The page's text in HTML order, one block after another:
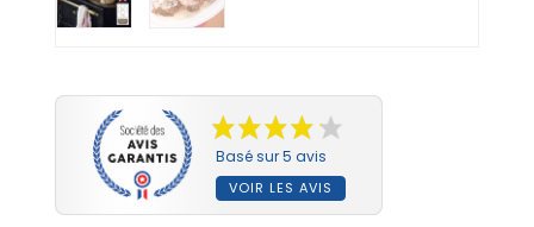
Basé sur 5 avis
VOIR LES AVIS